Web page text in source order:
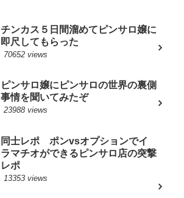
チンカス５日間溜めてピンサロ嬢に
即尺してもらった
70652 views
ピンサロ嬢にピンサロの世界の裏側
事情を聞いてみたぞ
23988 views
同士レポ ポンvsオプションでイ
ラマチオができるピンサロ店の突撃
レポ
13353 views